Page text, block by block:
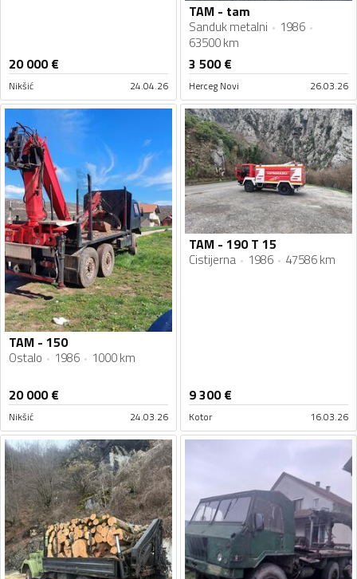
20 000€
Nikšić 24.04.26
TAM - tam
Sanduk metalni
1986
63500 km
3 500€
Herceg Novi 26.03.26
TAM - 150
Ostalo 1986 1000 km
20 000€
Nikšić 24.03.26
TAM - 190 T 15
Cistijerna 1986 47586 km
9 300€
Kotor 16.03.26